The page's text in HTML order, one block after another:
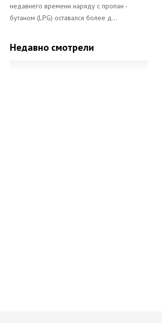
недавнего времени наряду с пропан -
бутаном (LPG) оставался более д...
Недавно смотрели